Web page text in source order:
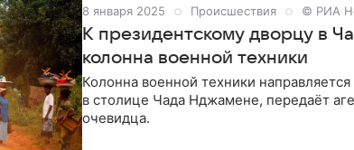
8 января 2025 Происшествия © РИА
К президентскому дворцу в
колонна военной техники
Колонна военной техники
в столице Чада Нджамене, передаёт
очевидца.